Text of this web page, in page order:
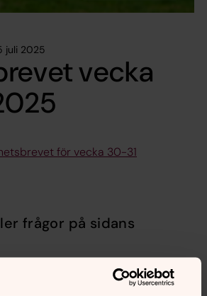
juli 2025
vecka
för vecka 30-31
frågor på sidans